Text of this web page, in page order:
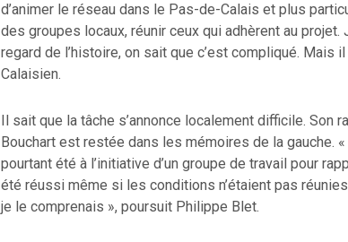
d’animer le réseau dans le Pas-de-Calais et plus
des groupes locaux, réunir ceux qui adhèrent au projet.
regard de l’histoire, on sait que c’est compliqué. Mais
Calaisien.
Il sait que la tâche s’annonce localement difficile. Son
Bouchart est restée dans les mémoires de la gauche.
pourtant été à l’initiative d’un groupe de travail pour
été réussi même si les conditions n’étaient pas
je le comprenais », poursuit Philippe Blet.